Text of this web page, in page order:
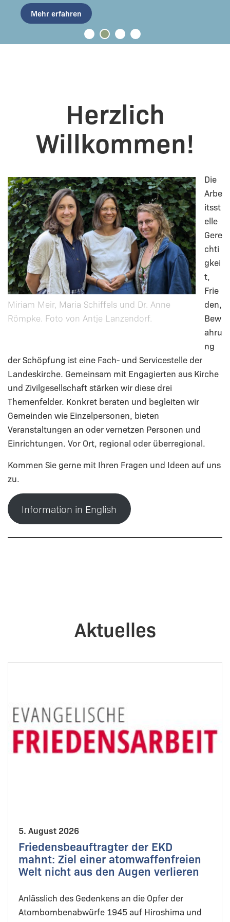
Mehr erfahren
Herzlich
Willkommen!
Miriam Meir, Maria Schiffels und Dr. Anne
Römpke. Foto von Antje Lanzendorf.
Die
Arbe
itsst
elle
Gere
chti
gkei
t,
Frie
den,
Bew
ahru
ng
der Schöpfung ist eine Fach- und Servicestelle der
Landeskirche. Gemeinsam mit Engagierten aus Kirche
und Zivilgesellschaft stärken wir diese drei
Themenfelder. Konkret beraten und begleiten wir
Gemeinden wie Einzelpersonen, bieten
Veranstaltungen an oder vernetzen Personen und
Einrichtungen. Vor Ort, regional oder überregional.
Kommen Sie gerne mit Ihren Fragen und Ideen auf uns
zu.
Information in English
Aktuelles
5. August 2026
Friedensbeauftragter der EKD
mahnt: Ziel einer atomwaffenfreien
Welt nicht aus den Augen verlieren
Anlässlich des Gedenkens an die Opfer der
Atombombenabwürfe 1945 auf Hiroshima und